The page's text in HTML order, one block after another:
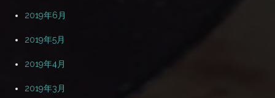
2019年6月
2019年5月
2019年4月
2019年3月